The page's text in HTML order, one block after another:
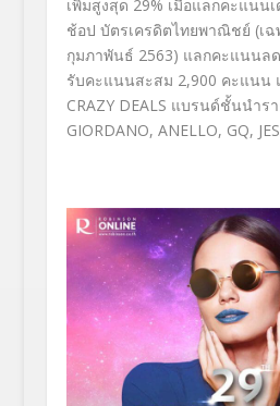
เพิ่มสูงสุด 29% เมื่อแลกคะแนน
ช้อป บัตรเครดิตไทยพาณิชย์ (เ
กุมภาพันธ์ 2563) แลกคะแนนล
รับคะแนนสะสม 2,900 คะแนน
CRAZY DEALS แบรนด์ชั้นนำร
GIORDANO, ANELLO, GQ,